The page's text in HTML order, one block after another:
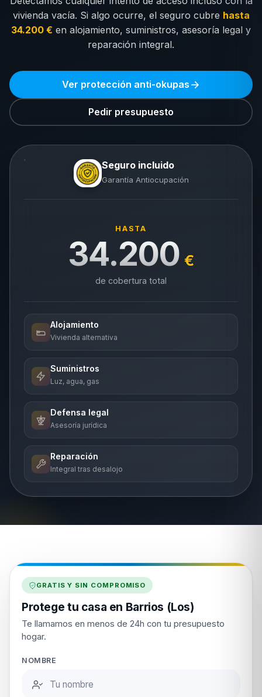
vivienda vacía. Si algo ocurre, el seguro cubre hasta
34.200 € en alojamiento, suministros, asesoría legal y
reparación integral.
Ver protección anti-okupas
Pedir presupuesto
Seguro incluido
Garantía Antiocupación
HASTA
34.200 €
de cobertura total
Alojamiento
Vivienda alternativa
Suministros
Luz, agua, gas
Defensa legal
Asesoría jurídica
Reparación
Integral tras desalojo
GRATIS Y SIN COMPROMISO
Protege tu casa en Barrios (Los)
Te llamamos en menos de 24h con tu presupuesto
hogar.
NOMBRE